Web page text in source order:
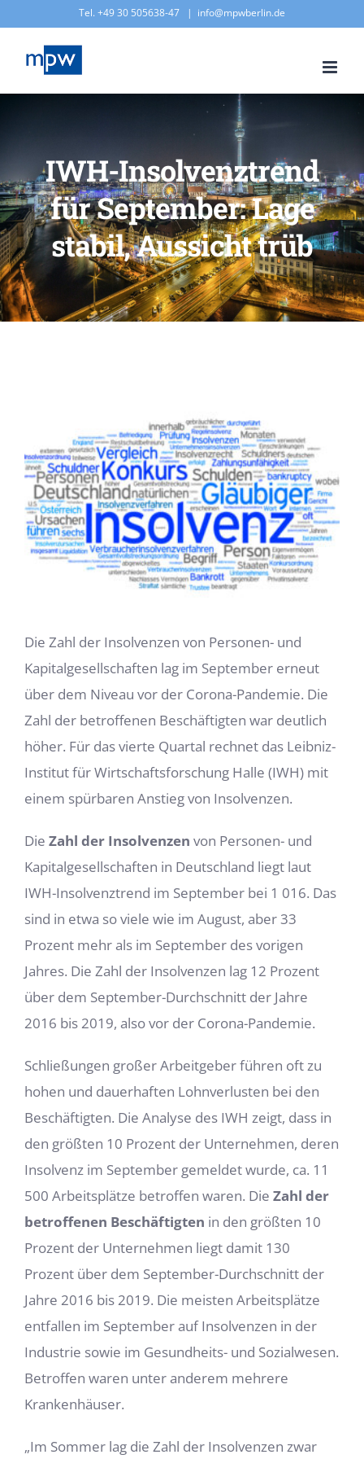
springen
Tel. +49 30 505638-47 | info@mpwberlin.de
IWH-Insolvenztrend
für September: Lage
stabil, Aussicht trüb
grösseres
Bild
Die Zahl der Insolvenzen von Personen- und
Kapitalgesellschaften lag im September erneut
über dem Niveau vor der Corona-Pandemie. Die
Zahl der betroffenen Beschäftigten war deutlich
höher. Für das vierte Quartal rechnet das Leibniz-
Institut für Wirtschaftsforschung Halle (IWH) mit
einem spürbaren Anstieg von Insolvenzen.
Die Zahl der Insolvenzen von Personen- und
Kapitalgesellschaften in Deutschland liegt laut
IWH-Insolvenztrend im September bei 1 016. Das
sind in etwa so viele wie im August, aber 33
Prozent mehr als im September des vorigen
Jahres. Die Zahl der Insolvenzen lag 12 Prozent
über dem September-Durchschnitt der Jahre
2016 bis 2019, also vor der Corona-Pandemie.
Schließungen großer Arbeitgeber führen oft zu
hohen und dauerhaften Lohnverlusten bei den
Beschäftigten. Die Analyse des IWH zeigt, dass in
den größten 10 Prozent der Unternehmen, deren
Insolvenz im September gemeldet wurde, ca. 11
500 Arbeits­plätze betroffen waren. Die Zahl der
betroffenen Beschäftigten in den größten 10
Prozent der Unternehmen liegt damit 130
Prozent über dem September-Durchschnitt der
Jahre 2016 bis 2019. Die meisten Arbeitsplätze
entfallen im Sep­tember auf Insolvenzen in der
Industrie sowie im Gesundheits- und Sozialwesen.
Betroffen waren unter anderem mehrere
Krankenhäuser.
„Im Sommer lag die Zahl der Insolvenzen zwar